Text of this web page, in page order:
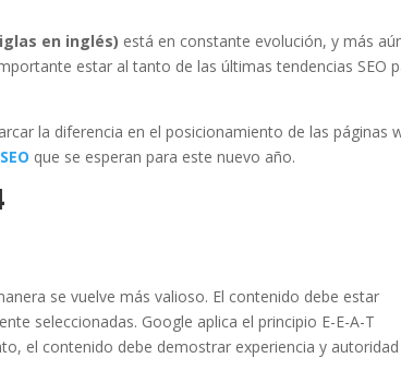
en inglés) está en constante evolución, y más
estar al tanto de las últimas tendencias SEO
la diferencia en el posicionamiento de las páginas
SEO que se esperan para este nuevo año.
se vuelve más valioso. El contenido debe estar
seleccionadas. Google aplica el principio E-E-A-T
el contenido debe demostrar experiencia y autoridad